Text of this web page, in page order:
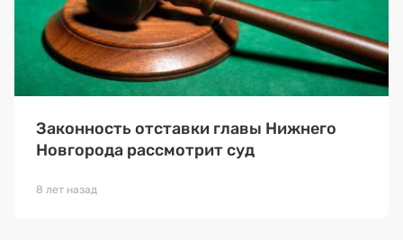
Законность отставки главы Нижнего
Новгорода рассмотрит суд
8 лет назад